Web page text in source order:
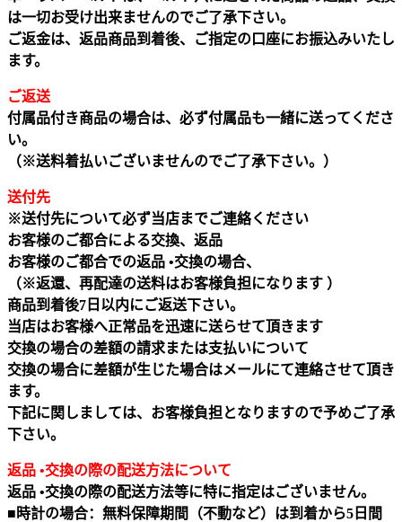
は一切お受け出来ませんのでご了承下さい。
ご返金は、返品商品到着後、ご指定の口座にお振込みいたし
ます。
ご返送
付属品付き商品の場合は、必ず付属品も一緒に送ってくださ
い。
（※送料着払いございませんのでご了承下さい。）
送付先
※送付先について必ず当店までご連絡ください
お客様のご都合による交換、返品
お客様のご都合での返品 •交換の場合、
（※返還、再配達の送料はお客様負担になります ）
商品到着後7日以内にご返送下さい。
当店はお客様へ正常品を迅速に送らせて頂きます
交換の場合の差額の請求または支払いについて
交換の場合に差額が生じた場合はメールにて連絡させて頂き
ます。
下記に関しましては、お客様負担となりますので予めご了承
下さい。
返品 •交換の際の配送方法について
返品 •交換の際の配送方法等に特に指定はございません。
■時計の場合：無料保障期間（不動など）は到着から5日間